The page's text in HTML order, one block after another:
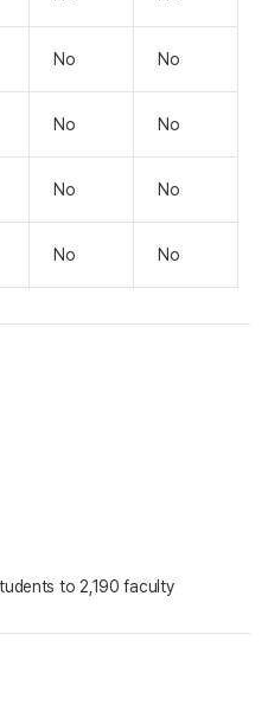
No No
No No
No No
No No
to 2,190 faculty